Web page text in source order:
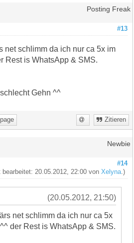
Posting Freak
#13
net schlimm da ich nur ca 5x im
Rest is WhatsApp & SMS.
Gehn ^^
Zitieren
Newbie
#14
bearbeitet: 20.05.2012, 22:00 vonXelyna.)
(20.05.2012, 21:50)
net schlimm da ich nur ca 5x
der Rest is WhatsApp & SMS.